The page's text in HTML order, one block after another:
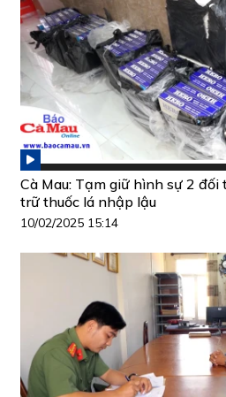
Cà Mau: Tạm giữ hình sự 2
trữ thuốc lá nhập lậu
10/02/2025 15:14